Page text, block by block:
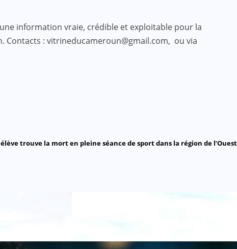
information vraie, crédible et exploitable pour la
Contacts : vitrineducameroun@gmail.com, ou via
trouve la mort en pleine séance de sport dans la région de l’Ouest